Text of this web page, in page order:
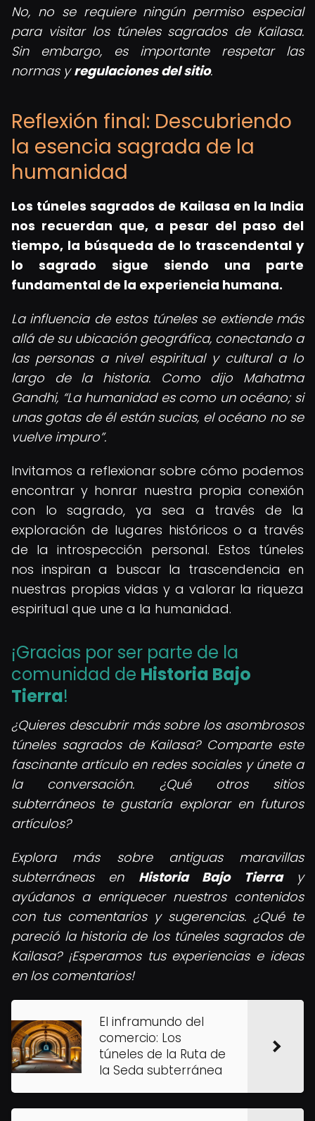
No, no se requiere ningún permiso especial
para visitar los túneles sagrados de Kailasa.
Sin embargo, es importante respetar las
normas yregulaciones del sitio.
Reflexión final: Descubriendo
la esencia sagrada de la
humanidad
Los túneles sagrados de Kailasa en la India
nos recuerdan que, a pesar del paso del
tiempo, la búsqueda de lo trascendental y
lo sagrado sigue siendo una parte
fundamental de la experiencia humana.
La influencia de estos túneles se extiende más
allá de su ubicación geográfica, conectando a
las personas a nivel espiritual y cultural a lo
largo de la historia. Como dijo Mahatma
Gandhi, La humanidad es como un océano; si
unas gotas de él están sucias, el océano no se
vuelve impuro .
Invitamos a reflexionar sobre cómo podemos
encontrar y honrar nuestra propia conexión
con lo sagrado, ya sea a través de la
exploración de lugares históricos o a través
de la introspección personal. Estos túneles
nos inspiran a buscar la trascendencia en
nuestras propias vidas y a valorar la riqueza
espiritual que une a la humanidad.
¡Gracias por ser parte de la
comunidad de Historia Bajo
Tierra!
¿Quieres descubrir más sobre los asombrosos
túneles sagrados de Kailasa? Comparte este
fascinante artículo en redes sociales y únete a
la conversación. ¿Qué otros sitios
subterráneos te gustaría explorar en futuros
artículos?
Explora más sobre antiguas maravillas
subterráneas en Historia Bajo Tierray
ayúdanos a enriquecer nuestros contenidos
con tus comentarios y sugerencias. ¿Qué te
pareció la historia de los túneles sagrados de
Kailasa? ¡Esperamos tus experiencias e ideas
en los comentarios!
El inframundo del
comercio: Los
túneles de la Ruta de
la Seda subterránea